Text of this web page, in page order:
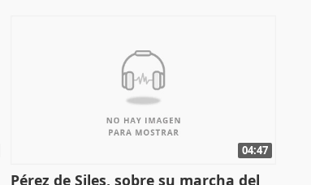
04:47
Pérez de Siles, sobre su marcha del